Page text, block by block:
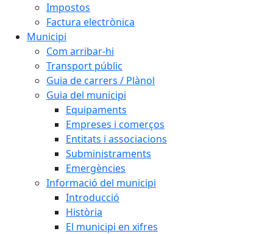
Impostos
Factura electrònica
Municipi
Com arribar-hi
Transport públic
Guia de carrers / Plànol
Guia del municipi
Equipaments
Empreses i comerços
Entitats i associacions
Subministraments
Emergències
Informació del municipi
Introducció
Història
El municipi en xifres